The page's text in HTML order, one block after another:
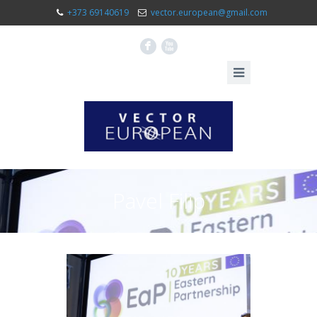
+373 69140619 vector.european@gmail.com
F X
Pavel Filip